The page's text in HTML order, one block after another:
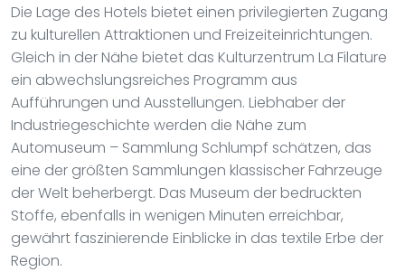
Die Lage des Hotels bietet einen privilegierten Zugang
zu kulturellen Attraktionen und Freizeiteinrichtungen.
Gleich in der Nähe bietet das Kulturzentrum La Filature
ein abwechslungsreiches Programm aus
Aufführungen und Ausstellungen. Liebhaber der
Industriegeschichte werden die Nähe zum
Automuseum – Sammlung Schlumpf schätzen, das
eine der größten Sammlungen klassischer Fahrzeuge
der Welt beherbergt. Das Museum der bedruckten
Stoffe, ebenfalls in wenigen Minuten erreichbar,
gewährt faszinierende Einblicke in das textile Erbe der
Region.